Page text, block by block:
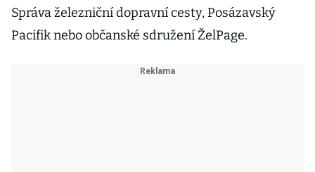
Správa železniční dopravní cesty, Posázavský
Pacifik nebo občanské sdružení ŽelPage.